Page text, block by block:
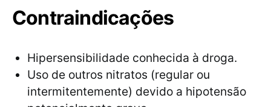
Contraindicações
Hipersensibilidade conhecida à droga.
Uso de outros nitratos (regular ou
intermitentemente) devido a hipotensão